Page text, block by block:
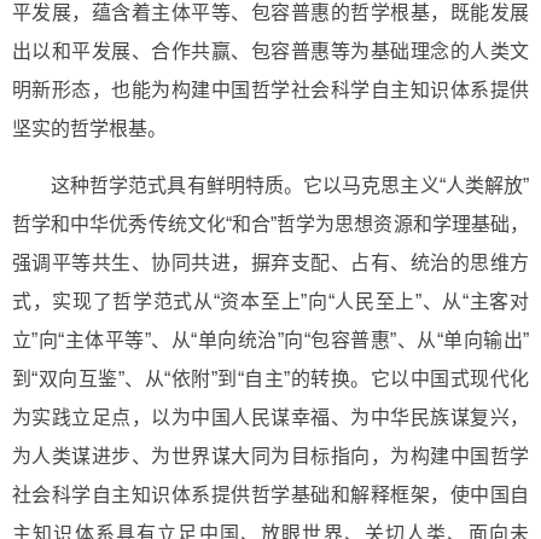
平发展，蕴含着主体平等、包容普惠的哲学根基，既能发展
出以和平发展、合作共赢、包容普惠等为基础理念的人类文
明新形态，也能为构建中国哲学社会科学自主知识体系提供
坚实的哲学根基。
这种哲学范式具有鲜明特质。它以马克思主义“人类解放”
哲学和中华优秀传统文化“和合”哲学为思想资源和学理基础，
强调平等共生、协同共进，摒弃支配、占有、统治的思维方
式，实现了哲学范式从“资本至上”向“人民至上”、从“主客对
立”向“主体平等”、从“单向统治”向“包容普惠”、从“单向输出”
到“双向互鉴”、从“依附”到“自主”的转换。它以中国式现代化
为实践立足点，以为中国人民谋幸福、为中华民族谋复兴，
为人类谋进步、为世界谋大同为目标指向，为构建中国哲学
社会科学自主知识体系提供哲学基础和解释框架，使中国自
主知识体系具有立足中国、放眼世界、关切人类、面向未